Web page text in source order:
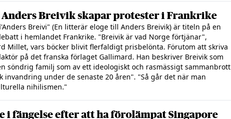
Breivik skapar protester i Frankrike
Breivi" (En litterär eloge till Anders Breivik) är titeln på en
i hemlandet Frankrike. "Breivik är vad Norge förtjänar",
Millet, vars böcker blivit flerfaldigt prisbelönta. Förutom att skriva
på det franska förlaget Gallimard. Han beskriver Breivik som
söndrig familj som av ett ideologiskt och rasmässigt sammanbrott
invandring under de senaste 20 åren". "Så går det när man
nihilismen."
fängelse efter att ha förolämpat Singapore